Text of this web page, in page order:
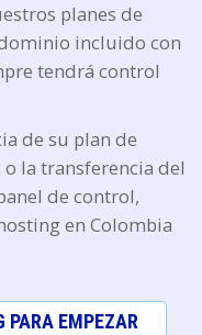
planes de
incluido con
tendrá control
de su plan de
la transferencia del
de control,
en Colombia
PARA EMPEZAR